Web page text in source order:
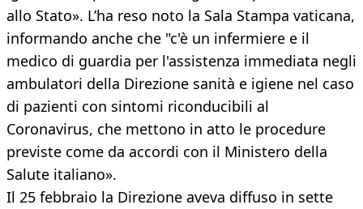
allo Stato». L’ha reso noto la Sala Stampa vaticana,
informando anche che "c'è un infermiere e il
medico di guardia per l'assistenza immediata negli
ambulatori della Direzione sanità e igiene nel caso
di pazienti con sintomi riconducibili al
Coronavirus, che mettono in atto le procedure
previste come da accordi con il Ministero della
Salute italiano».
Il 25 febbraio la Direzione aveva diffuso in sette